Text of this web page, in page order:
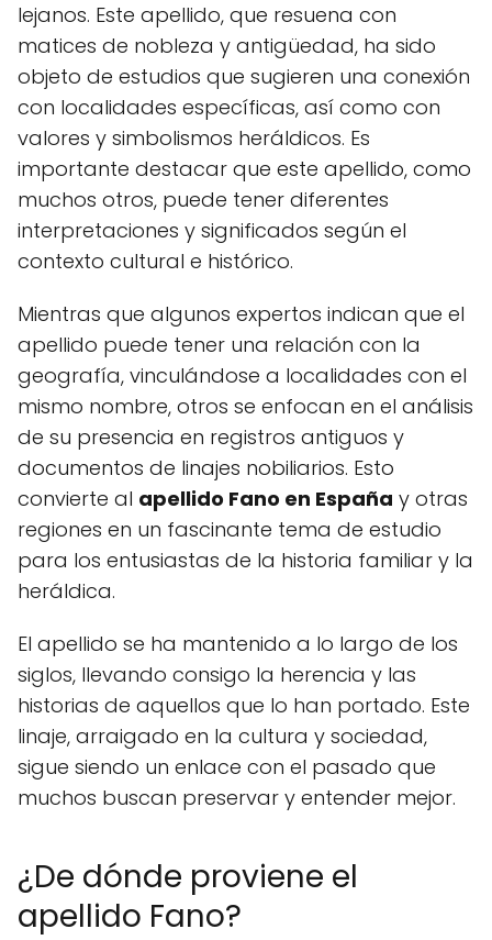
lejanos. Este apellido, que resuena con
matices de nobleza y antigüedad, ha sido
objeto de estudios que sugieren una conexión
con localidades específicas, así como con
valores y simbolismos heráldicos. Es
importante destacar que este apellido, como
muchos otros, puede tener diferentes
interpretaciones y significados según el
contexto cultural e histórico.
Mientras que algunos expertos indican que el
apellido puede tener una relación con la
geografía, vinculándose a localidades con el
mismo nombre, otros se enfocan en el análisis
de su presencia en registros antiguos y
documentos de linajes nobiliarios. Esto
convierte al apellido Fano en España y otras
regiones en un fascinante tema de estudio
para los entusiastas de la historia familiar y la
heráldica.
El apellido se ha mantenido a lo largo de los
siglos, llevando consigo la herencia y las
historias de aquellos que lo han portado. Este
linaje, arraigado en la cultura y sociedad,
sigue siendo un enlace con el pasado que
muchos buscan preservar y entender mejor.
¿De dónde proviene el
apellido Fano?